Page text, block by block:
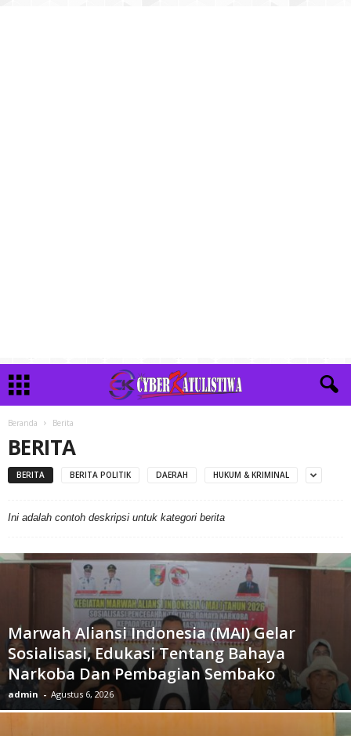
Beranda Berita
BERITA
BERITA BERITA POLITIK DAERAH HUKUM & KRIMINAL
Ini adalah contoh deskripsi untuk kategori berita
Marwah Aliansi Indonesia (MAI) Gelar
Sosialisasi, Edukasi Tentang Bahaya
Narkoba Dan Pembagian Sembako
admin - Agustus 6, 2026